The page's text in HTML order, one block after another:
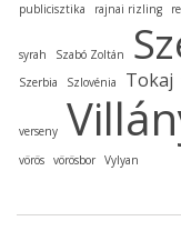
publicisztika
rajnai rizling
syrah Szabó Zoltán
Szerbia Szlovénia Tokaj
verseny
vörös vörösbor Vylyan